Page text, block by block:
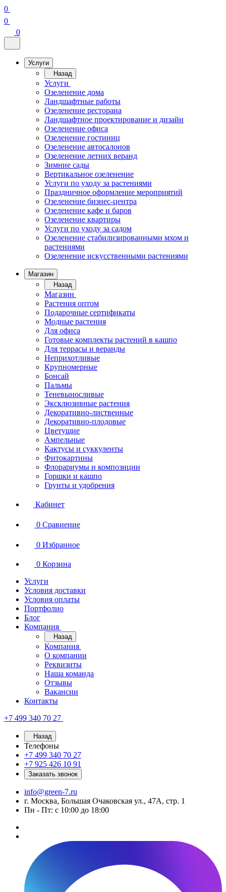
0
0
0
Услуги
Назад
Услуги
Озеленение дома
Ландшафтные работы
Озеленение ресторана
Ландшафтное проектирование и дизайн
Озеленение офиса
Озеленение гостиниц
Озеленение автосалонов
Озеленение летних веранд
Зимние сады
Вертикальное озеленение
Услуги по уходу за растениями
Праздничное оформление мероприятий
Озеленение бизнес-центра
Озеленение кафе и баров
Озеленение квартиры
Услуги по уходу за садом
Озеленение стабилизированными мхом и
растениями
Озеленение искусственными растениями
Магазин
Назад
Магазин
Растения оптом
Подарочные сертификаты
Модные растения
Для офиса
Готовые комплекты растений в кашпо
Для террасы и веранды
Неприхотливые
Крупномерные
Бонсай
Пальмы
Теневыносливые
Эксклюзивные растения
Декоративно-лиственные
Декоративно-плодовые
Цветущие
Ампельные
Кактусы и суккуленты
Фитокартины
Флорариумы и композиции
Горшки и кашпо
Грунты и удобрения
Кабинет
0 Сравнение
0 Избранное
0 Корзина
Услуги
Условия доставки
Условия оплаты
Портфолио
Блог
Компания
Назад
Компания
О компании
Реквизиты
Наша команда
Отзывы
Вакансии
Контакты
+7 499 340 70 27
Назад
Телефоны
+7 499 340 70 27
+7 925 426 10 91
Заказать звонок
info@green-7.ru
г. Москва, Большая Очаковская ул., 47А, стр. 1
Пн - Пт: с 10:00 до 18:00